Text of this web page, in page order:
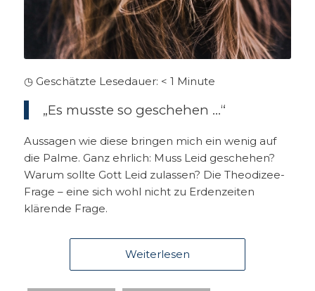
◷ Geschätzte Lesedauer: < 1 Minute
„Es musste so geschehen …“
Aussagen wie diese bringen mich ein wenig auf
die Palme. Ganz ehrlich: Muss Leid geschehen?
Warum sollte Gott Leid zulassen? Die Theodizee-
Frage – eine sich wohl nicht zu Erdenzeiten
klärende Frage.
Weiterlesen